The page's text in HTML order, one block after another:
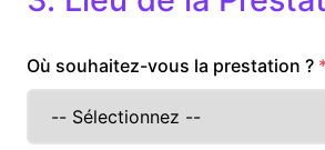
Où souhaitez-vous la prestation ?